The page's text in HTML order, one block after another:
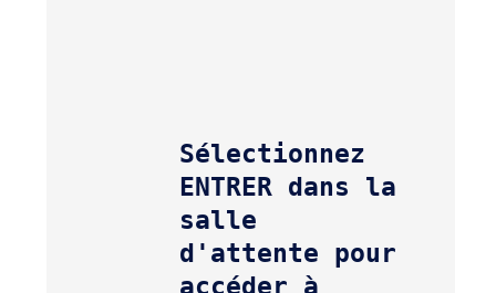
Sélectionnez
ENTRER dans la
salle
d'attente pour
accéder à